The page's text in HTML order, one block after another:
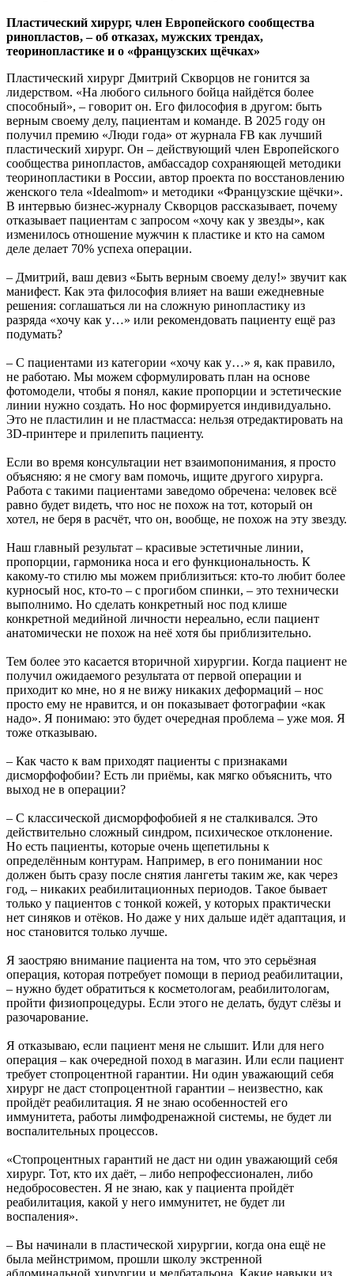
Пластический хирург, член Европейского сообщества
ринопластов, – об отказах, мужских трендах,
теоринопластике и о «французских щёчках»
Пластический хирург Дмитрий Скворцов не гонится за
лидерством. «На любого сильного бойца найдётся более
способный», – говорит он. Его философия в другом: быть
верным своему делу, пациентам и команде. В 2025 году он
получил премию «Люди года» от журнала FB как лучший
пластический хирург. Он – действующий член Европейского
сообщества ринопластов, амбассадор сохраняющей методики
теоринопластики в России, автор проекта по восстановлению
женского тела «Idealmom» и методики «Французские щёчки».
В интервью бизнес-журналу Скворцов рассказывает, почему
отказывает пациентам с запросом «хочу как у звезды», как
изменилось отношение мужчин к пластике и кто на самом
деле делает 70% успеха операции.
– Дмитрий, ваш девиз «Быть верным своему делу!» звучит как
манифест. Как эта философия влияет на ваши ежедневные
решения: соглашаться ли на сложную ринопластику из
разряда «хочу как у…» или рекомендовать пациенту ещё раз
подумать?
– С пациентами из категории «хочу как у…» я, как правило,
не работаю. Мы можем сформулировать план на основе
фотомодели, чтобы я понял, какие пропорции и эстетические
линии нужно создать. Но нос формируется индивидуально.
Это не пластилин и не пластмасса: нельзя отредактировать на
3D-принтере и прилепить пациенту.
Если во время консультации нет взаимопонимания, я просто
объясняю: я не смогу вам помочь, ищите другого хирурга.
Работа с такими пациентами заведомо обречена: человек всё
равно будет видеть, что нос не похож на тот, который он
хотел, не беря в расчёт, что он, вообще, не похож на эту звезду.
Наш главный результат – красивые эстетичные линии,
пропорции, гармоника носа и его функциональность. К
какому-то стилю мы можем приблизиться: кто-то любит более
курносый нос, кто-то – с прогибом спинки, – это технически
выполнимо. Но сделать конкретный нос под клише
конкретной медийной личности нереально, если пациент
анатомически не похож на неё хотя бы приблизительно.
Тем более это касается вторичной хирургии. Когда пациент не
получил ожидаемого результата от первой операции и
приходит ко мне, но я не вижу никаких деформаций – нос
просто ему не нравится, и он показывает фотографии «как
надо». Я понимаю: это будет очередная проблема – уже моя. Я
тоже отказываю.
– Как часто к вам приходят пациенты с признаками
дисморфофобии? Есть ли приёмы, как мягко объяснить, что
выход не в операции?
– С классической дисморфофобией я не сталкивался. Это
действительно сложный синдром, психическое отклонение.
Но есть пациенты, которые очень щепетильны к
определённым контурам. Например, в его понимании нос
должен быть сразу после снятия лангеты таким же, как через
год, – никаких реабилитационных периодов. Такое бывает
только у пациентов с тонкой кожей, у которых практически
нет синяков и отёков. Но даже у них дальше идёт адаптация, и
нос становится только лучше.
Я заостряю внимание пациента на том, что это серьёзная
операция, которая потребует помощи в период реабилитации,
– нужно будет обратиться к косметологам, реабилитологам,
пройти физиопроцедуры. Если этого не делать, будут слёзы и
разочарование.
Я отказываю, если пациент меня не слышит. Или для него
операция – как очередной поход в магазин. Или если пациент
требует стопроцентной гарантии. Ни один уважающий себя
хирург не даст стопроцентной гарантии – неизвестно, как
пройдёт реабилитация. Я не знаю особенностей его
иммунитета, работы лимфодренажной системы, не будет ли
воспалительных процессов.
«Стопроцентных гарантий не даст ни один уважающий себя
хирург. Тот, кто их даёт, – либо непрофессионален, либо
недобросовестен. Я не знаю, как у пациента пройдёт
реабилитация, какой у него иммунитет, не будет ли
воспаления».
– Вы начинали в пластической хирургии, когда она ещё не
была мейнстримом, прошли школу экстренной
абдоминальной хирургии и медбатальона. Какие навыки из